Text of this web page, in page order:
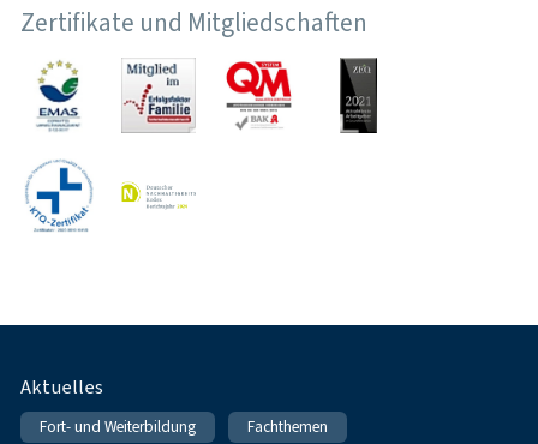
Zertifikate und Mitgliedschaften
Fußnavigation
Aktuelles
Fort- und Weiterbildung Fachthemen